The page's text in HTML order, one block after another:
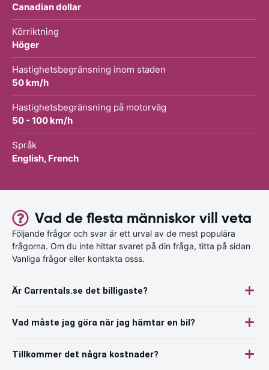
Canadian dollar
Körriktning
Höger
Hastighetsbegränsning inom staden
50 km/h
Hastighetsbegränsning på motorväg
50 - 100 km/h
Språk
English, French
Vad de flesta människor vill veta
Följande frågor och svar är ett urval av de mest populära
frågorna. Om du inte hittar svaret på din fråga, titta på sidan
Vanliga frågor eller kontakta osss.
Är Carrentals.se det billigaste?
Vad måste jag göra när jag hämtar en bil?
Tillkommer det några kostnader?